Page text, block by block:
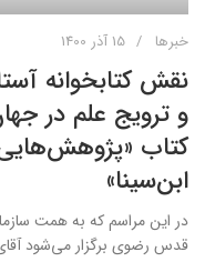
خبرها 15 آذر 1400
نقش کتابخوانه
و ترویج علم در
کتاب
ابن‌سینا»
در این مراسم که به همت
قدس رضوی برگزار می‌شود